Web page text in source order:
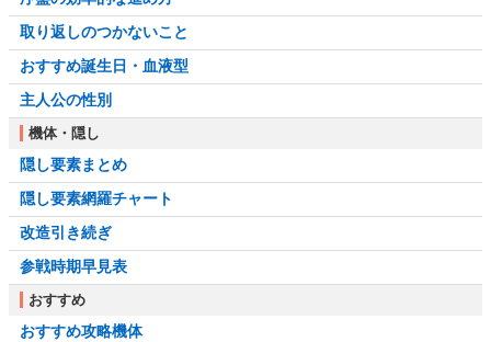
取り返しのつかないこと
おすすめ誕生日・血液型
主人公の性別
機体・隠し
隠し要素まとめ
隠し要素網羅チャート
改造引き続ぎ
参戦時期早見表
おすすめ
おすすめ攻略機体